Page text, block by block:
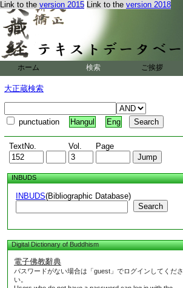
Link to the version 2015 Link to the version 2018
ホーム 検索 ご挨拶
大正蔵検索
punctuation Hangul Eng
TextNo. Vol. Page
INBUDS
INBUDS(Bibliographic Database)
Search
Digital Dictionary of Buddhism
電子佛教辭典
パスワードがない場合は「guest」でログインしてくださ
い。